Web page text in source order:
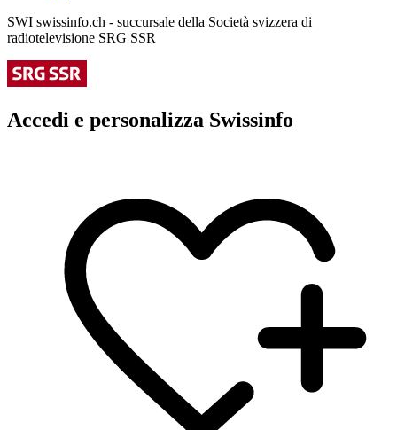
SWI swissinfo.ch - succursale della Società svizzera di
radiotelevisione SRG SSR
Accedi e personalizza Swissinfo